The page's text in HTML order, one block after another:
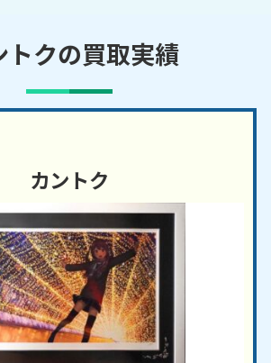
トクの買取実績
カントク